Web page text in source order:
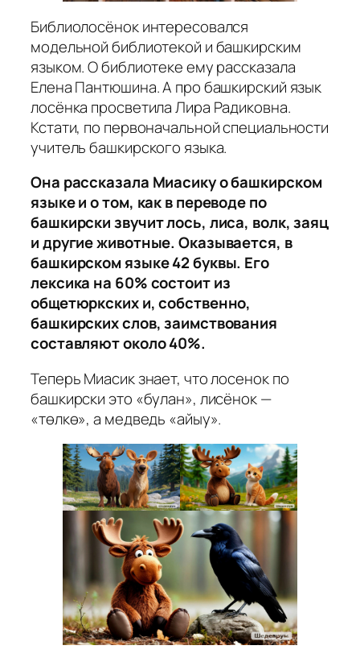
Библиолосёнок интересовался
модельной библиотекой и башкирским
языком. О библиотеке ему рассказала
Елена Пантюшина. А про башкирский язык
лосёнка просветила Лира Радиковна.
Кстати, по первоначальной специальности
учитель башкирского языка.
Она рассказала Миасику о башкирском
языке и о том, как в переводе по
башкирски звучит лось, лиса, волк, заяц
и другие животные. Оказывается, в
башкирском языке 42 буквы. Его
лексика на 60% состоит из
общетюркских и, собственно,
башкирских слов, заимствования
составляют около 40%.
Теперь Миасик знает, что лосенок по
башкирски это «булан», лисёнок —
«төлкө», а медведь «айыу».